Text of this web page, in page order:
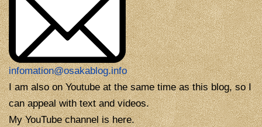
infomation@osakablog.info
I am also on Youtube at the same time as this blog, so I
can appeal with text and videos.
My YouTube channel is here.